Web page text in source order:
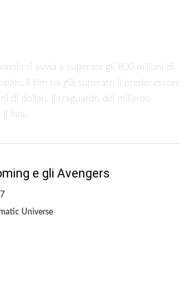
si avvia a superare gli 800 milioni di
Il film ha già superato il predecessore
di dollari. Il traguardo del miliardo
il film.
e gli Avengers
Universe